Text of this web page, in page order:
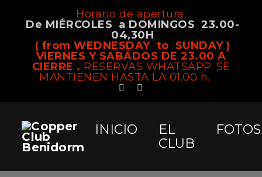
Horario de apertura:
De MIÉRCOLES a DOMINGOS 23.00-
04,30H
( from WEDNESDAY to SUNDAY )
VIERNES Y SABÁDOS DE 23.00 A
CIERRE . RESERVAS WHATSAPP. SE
MANTIENEN HASTA LA 01.00 h.
INICIO
EL
CLUB
FOTOS